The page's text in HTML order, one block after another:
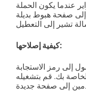
عندما يكون الحملة
صفحة هبوط بديلة
كيفية إصلاحها:
إلى رمز الاستجابة
بك. قم بتشغيله